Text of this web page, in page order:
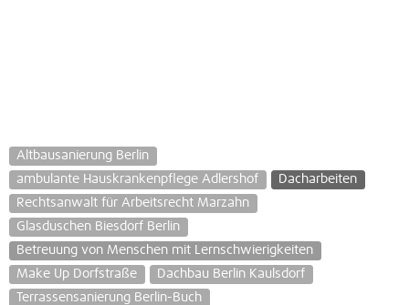
Altbausanierung Berlin
ambulante Hauskrankenpflege Adlershof
Dacharbeiten
Rechtsanwalt für Arbeitsrecht Marzahn
Glasduschen Biesdorf Berlin
Betreuung von Menschen mit Lernschwierigkeiten
Make Up Dorfstraße
Dachbau Berlin Kaulsdorf
Terrassensanierung Berlin-Buch